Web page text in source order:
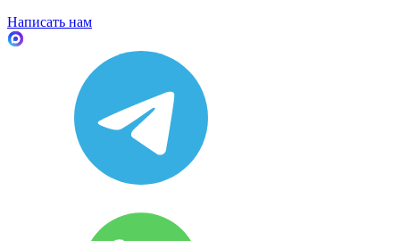
Написать нам